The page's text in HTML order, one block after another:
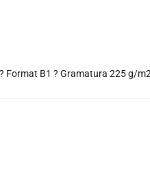
Format B1 ? Gramatura 225 g/